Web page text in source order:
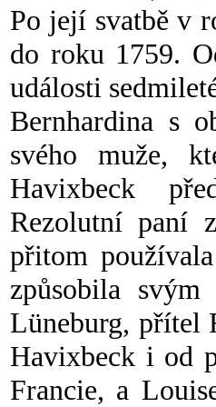
Po její svatbě v
do roku 1759.
události
Bernhardina s
svého muže,
Havixbeck
Rezolutní paní
přitom
způsobila
Lüneburg, přítel
Havixbeck i od
Francie, a